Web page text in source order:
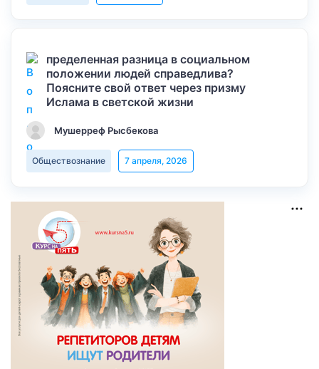
пределенная разница в социальном
положении людей справедлива?
Поясните свой ответ через призму
Ислама в светской жизни
Мушерреф Рысбекова
Обществознание 7 апреля, 2026